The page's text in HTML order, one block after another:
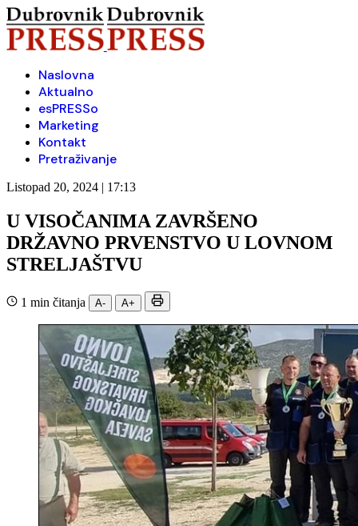
Naslovna
Aktualno
esPRESSo
Marketing
Kontakt
Pretraživanje
Listopad 20, 2024 | 17:13
U VISOČANIMA ZAVRŠENO
DRŽAVNO PRVENSTVO U LOVNOM
STRELJAŠTVU
1 min čitanja A- A+